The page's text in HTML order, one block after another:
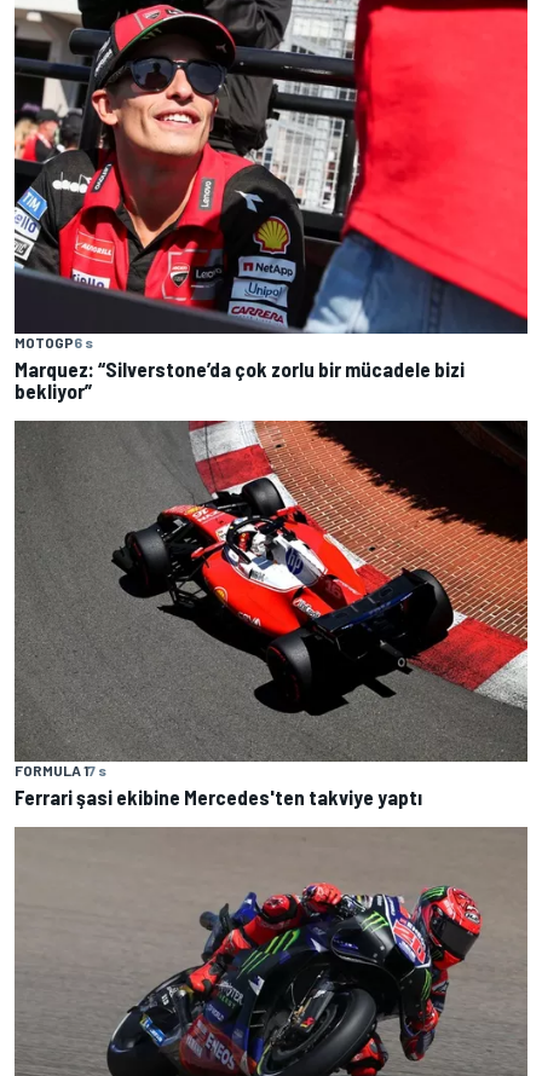
MOTOGP6 s
Marquez: “Silverstone’da çok zorlu bir mücadele bizi
bekliyor”
FORMULA 17 s
Ferrari şasi ekibine Mercedes'ten takviye yaptı